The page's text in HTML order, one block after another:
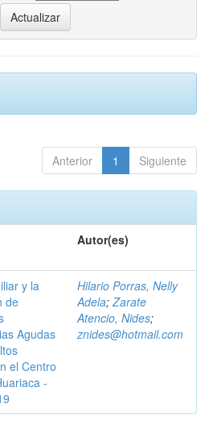
Anterior 1 Siguiente
Autor(es)
y la
de
Agudas
el Centro
-
Hilario Porras, Nelly
Adela;Zarate
Atencio, Nides;
znides@hotmail.com